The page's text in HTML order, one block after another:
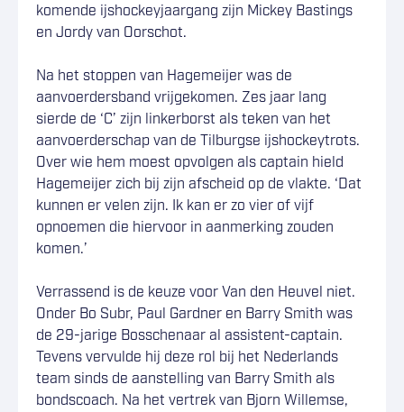
komende ijshockeyjaargang zijn Mickey Bastings
en Jordy van Oorschot.
Na het stoppen van Hagemeijer was de
aanvoerdersband vrijgekomen. Zes jaar lang
sierde de ‘C’ zijn linkerborst als teken van het
aanvoerderschap van de Tilburgse ijshockeytrots.
Over wie hem moest opvolgen als captain hield
Hagemeijer zich bij zijn afscheid op de vlakte. ‘Dat
kunnen er velen zijn. Ik kan er zo vier of vijf
opnoemen die hiervoor in aanmerking zouden
komen.’
Verrassend is de keuze voor Van den Heuvel niet.
Onder Bo Subr, Paul Gardner en Barry Smith was
de 29-jarige Bosschenaar al assistent-captain.
Tevens vervulde hij deze rol bij het Nederlands
team sinds de aanstelling van Barry Smith als
bondscoach. Na het vertrek van Bjorn Willemse,